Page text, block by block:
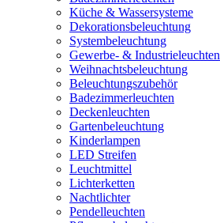
Küche & Wassersysteme
Dekorationsbeleuchtung
Systembeleuchtung
Gewerbe- & Industrieleuchten
Weihnachtsbeleuchtung
Beleuchtungszubehör
Badezimmerleuchten
Deckenleuchten
Gartenbeleuchtung
Kinderlampen
LED Streifen
Leuchtmittel
Lichterketten
Nachtlichter
Pendelleuchten